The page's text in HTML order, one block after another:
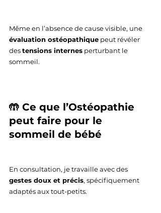
Même en l’absence de cause visible, une
évaluation ostéopathique peut révéler
des tensions internes perturbant le
sommeil.
🤲 Ce que l’Ostéopathie
peut faire pour le
sommeil de bébé
En consultation, je travaille avec des
gestes doux et précis, spécifiquement
adaptés aux tout-petits.